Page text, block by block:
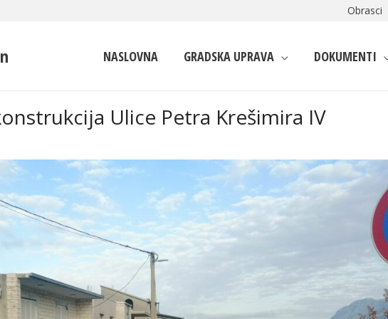
Obrasci
NASLOVNA GRADSKA UPRAVA DOKUMENTI
Ulice Petra Krešimira IV